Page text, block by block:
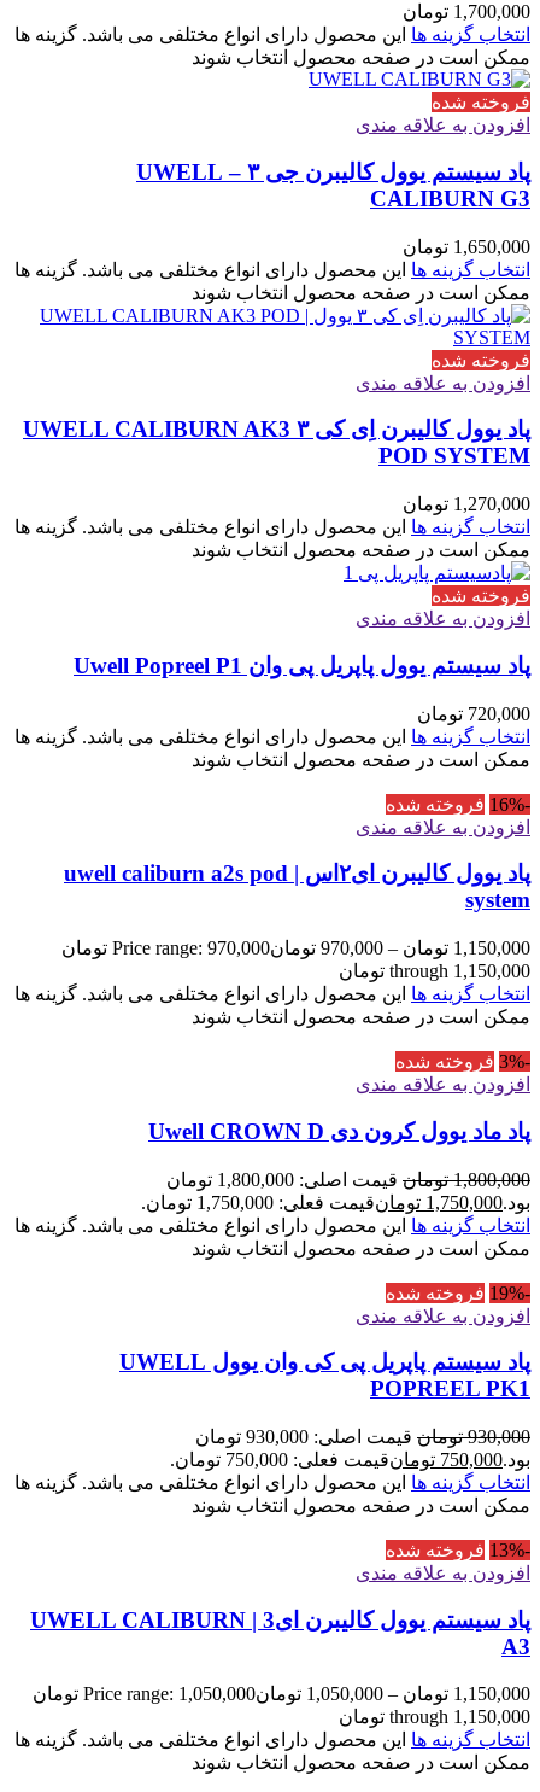
1,700,000 تومان
انتخاب گزینه ها این محصول دارای انواع مختلفی می باشد. گزینه ها
ممکن است در صفحه محصول انتخاب شوند
فروخته شده
افزودن به علاقه مندی
پاد سیستم یوول کالیبرن جی ۳ – UWELL
CALIBURN G3
1,650,000 تومان
انتخاب گزینه ها این محصول دارای انواع مختلفی می باشد. گزینه ها
ممکن است در صفحه محصول انتخاب شوند
فروخته شده
افزودن به علاقه مندی
پاد یوول کالیبرن اِی کی ۳ UWELL CALIBURN AK3
POD SYSTEM
1,270,000 تومان
انتخاب گزینه ها این محصول دارای انواع مختلفی می باشد. گزینه ها
ممکن است در صفحه محصول انتخاب شوند
فروخته شده
افزودن به علاقه مندی
پاد سیستم یوول پاپریل پی وان Uwell Popreel P1
720,000 تومان
انتخاب گزینه ها این محصول دارای انواع مختلفی می باشد. گزینه ها
ممکن است در صفحه محصول انتخاب شوند
-16%
فروخته شده
افزودن به علاقه مندی
پاد یوول کالیبرن ای۲اس | uwell caliburn a2s pod
system
1,150,000 تومان –
970,000 تومان
Price range: 970,000 تومان
through 1,150,000 تومان
انتخاب گزینه ها این محصول دارای انواع مختلفی می باشد. گزینه ها
ممکن است در صفحه محصول انتخاب شوند
-3%
فروخته شده
افزودن به علاقه مندی
پاد ماد یوول کرون دی Uwell CROWN D
1,800,000 تومان
قیمت اصلی: 1,800,000 تومان
بود.1,750,000 تومانقیمت فعلی: 1,750,000 تومان.
انتخاب گزینه ها این محصول دارای انواع مختلفی می باشد. گزینه ها
ممکن است در صفحه محصول انتخاب شوند
-19%
فروخته شده
افزودن به علاقه مندی
پاد سیستم پاپریل پی کی وان یوول UWELL
POPREEL PK1
930,000 تومان
قیمت اصلی: 930,000 تومان
بود.750,000 تومانقیمت فعلی: 750,000 تومان.
انتخاب گزینه ها این محصول دارای انواع مختلفی می باشد. گزینه ها
ممکن است در صفحه محصول انتخاب شوند
-13%
فروخته شده
افزودن به علاقه مندی
پاد سیستم یوول کالیبرن ای3 | UWELL CALIBURN
A3
1,150,000 تومان –
1,050,000 تومان
Price range: 1,050,000 تومان
through 1,150,000 تومان
انتخاب گزینه ها این محصول دارای انواع مختلفی می باشد. گزینه ها
ممکن است در صفحه محصول انتخاب شوند